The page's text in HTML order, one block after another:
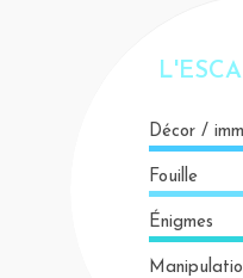
Décor /
Fouille
Énigmes